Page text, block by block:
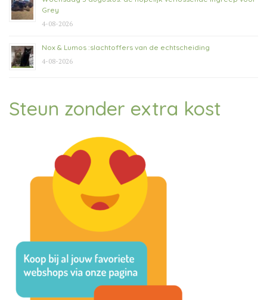
Grey
4-08-2026
Nox & Lumos :slachtoffers van de echtscheiding
4-08-2026
Steun zonder extra kost